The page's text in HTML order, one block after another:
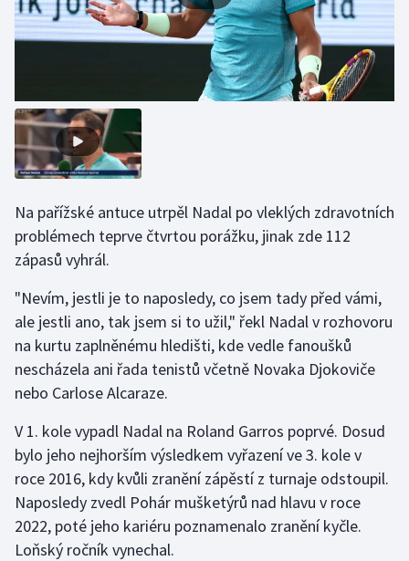
Judo
Lezení
Lyže a snowboard
Motorsport
Parasport
Plavání
Ragby
Rychlobruslení
Rychlostní kanoistika
Na pařížské antuce utrpěl Nadal po vleklých zdravotních
problémech teprve čtvrtou porážku, jinak zde 112
zápasů vyhrál.
"Nevím, jestli je to naposledy, co jsem tady před vámi,
ale jestli ano, tak jsem si to užil," řekl Nadal v rozhovoru
na kurtu zaplněnému hledišti, kde vedle fanoušků
nescházela ani řada tenistů včetně Novaka Djokoviče
nebo Carlose Alcaraze.
V 1. kole vypadl Nadal na Roland Garros poprvé. Dosud
bylo jeho nejhorším výsledkem vyřazení ve 3. kole v
roce 2016, kdy kvůli zranění zápěstí z turnaje odstoupil.
Naposledy zvedl Pohár mušketýrů nad hlavu v roce
2022, poté jeho kariéru poznamenalo zranění kyčle.
Loňský ročník vynechal.